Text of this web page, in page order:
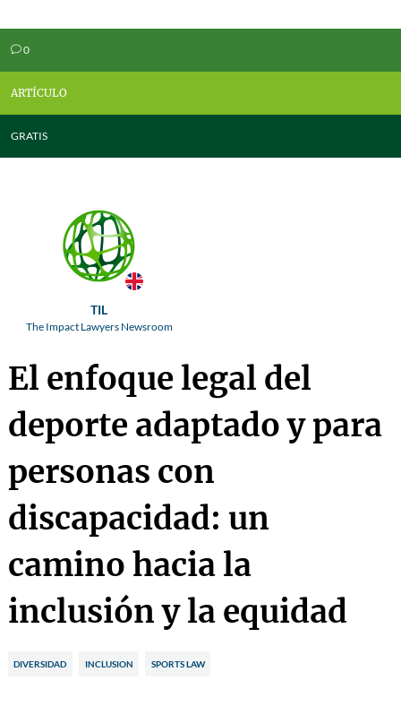
v0
ARTÍCULO
GRATIS
TIL
The Impact Lawyers Newsroom
El enfoque legal del
deporte adaptado y para
personas con
discapacidad: un
camino hacia la
inclusión y la equidad
DIVERSIDAD INCLUSION SPORTS LAW